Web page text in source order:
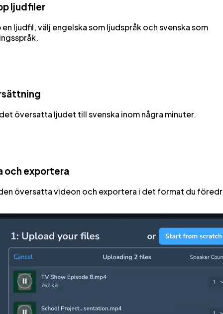
ljudfiler
en ljudfil, välj engelska som ljudspråk och svenska som
översatta ljudet till svenska inom några minuter.
och exportera
översatta videon och exportera i det format du